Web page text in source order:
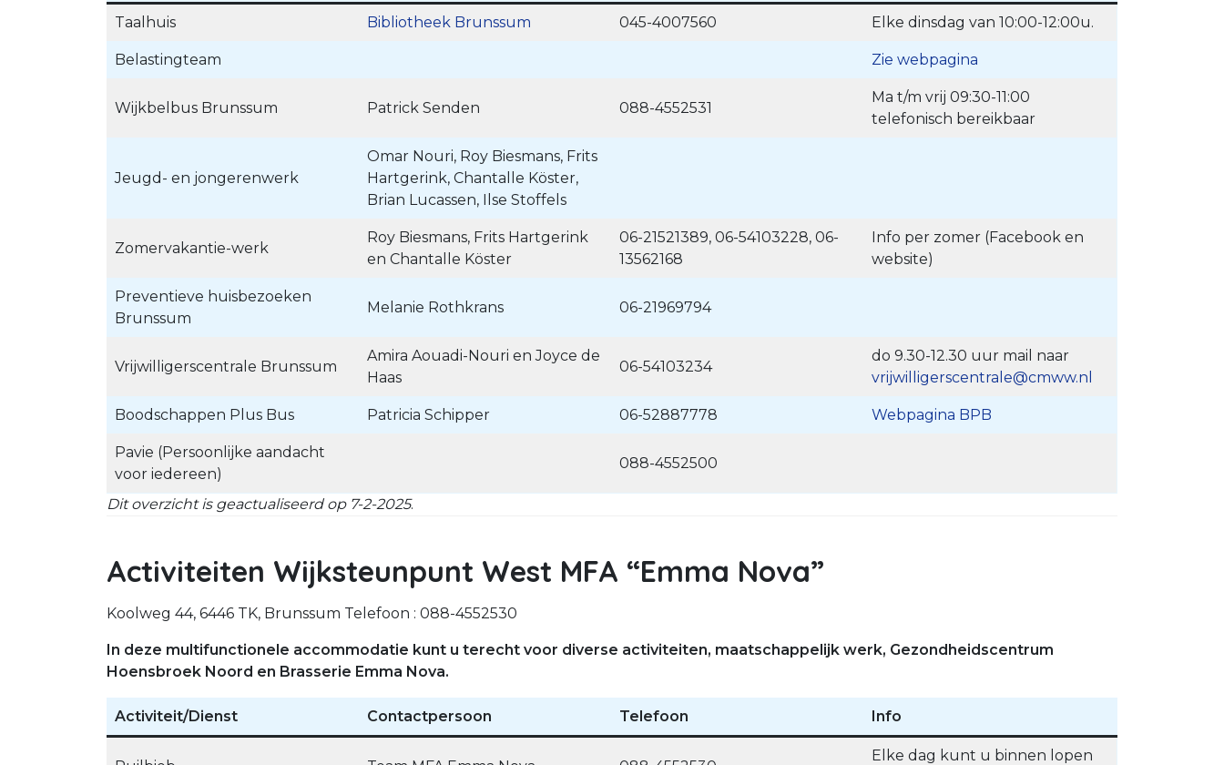
Taalhuis Bibliotheek Brunssum 045-4007560 Elke dinsdag van 10:00-12:00u.
Belastingteam Zie webpagina
Wijkbelbus Brunssum Patrick Senden 088-4552531
Ma t/m vrij 09:30-11:00
telefonisch bereikbaar
Jeugd- en jongerenwerk
Omar Nouri, Roy Biesmans, Frits
Hartgerink, Chantalle Köster,
Brian Lucassen, Ilse Stoffels
Zomervakantie-werk
Roy Biesmans, Frits Hartgerink
en Chantalle Köster
06-21521389, 06-54103228, 06-
13562168
Info per zomer (Facebook en
website)
Preventieve huisbezoeken
Brunssum
Melanie Rothkrans 06-21969794
Vrijwilligerscentrale Brunssum
Amira Aouadi-Nouri en Joyce de
Haas
06-54103234
do 9.30-12.30 uur mail naar
vrijwilligerscentrale@cmww.nl
Boodschappen Plus Bus Patricia Schipper 06-52887778 Webpagina BPB
Pavie (Persoonlijke aandacht
voor iedereen)
088-4552500
Dit overzicht is geactualiseerd op 7-2-2025.
Activiteiten Wijksteunpunt West MFA “Emma Nova”
Koolweg 44, 6446 TK, Brunssum Telefoon : 088-4552530
In deze multifunctionele accommodatie kunt u terecht voor diverse activiteiten, maatschappelijk werk, Gezondheidscentrum
Hoensbroek Noord en Brasserie Emma Nova.
Activiteit/Dienst Contactpersoon Telefoon Info
Elke dag kunt u binnen lopen